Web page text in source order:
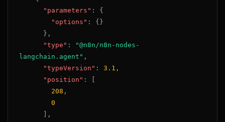
"parameters" :
{
"options" : { }
} ,
"type" :
"@n8n/n8n-nodes-
langchain.agent" ,
"typeVersion" : 3.1 ,
"position" :
208 ,
0
,